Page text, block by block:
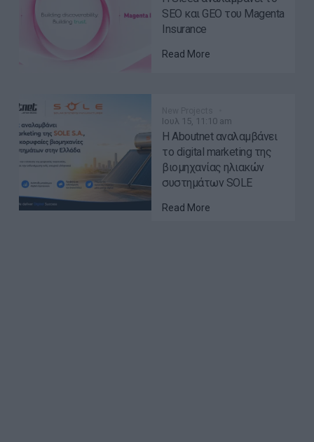
SEO και GEO του Magenta
Insurance
Read More
Ιουλ 15, 11:10 am
Η Aboutnet αναλαμβάνει
το digital marketing της
βιομηχανίας ηλιακών
συστημάτων SOLE
Read More